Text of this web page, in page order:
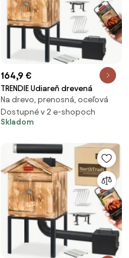
164,9 €
TRENDIE Udiareň drevená
Na drevo, prenosná, oceľová
Dostupné v 2 e-shopoch
Skladom